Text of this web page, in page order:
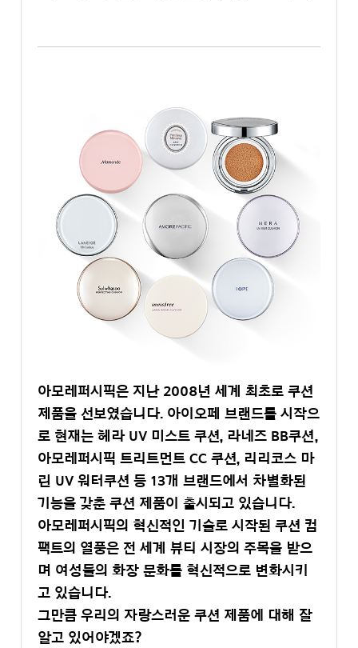
아모레퍼시픽은 지난 2008년 세계 최초로 쿠션
제품을 선보였습니다. 아이오페 브랜드를 시작으
로 현재는 헤라 UV 미스트 쿠션, 라네즈 BB쿠션,
아모레퍼시픽 트리트먼트 CC 쿠션, 리리코스 마
린 UV 워터쿠션 등 13개 브랜드에서 차별화된
기능을 갖춘 쿠션 제품이 출시되고 있습니다.
아모레퍼시픽의 혁신적인 기술로 시작된 쿠션 컴
팩트의 열풍은 전 세계 뷰티 시장의 주목을 받으
며 여성들의 화장 문화를 혁신적으로 변화시키
고 있습니다.
그만큼 우리의 자랑스러운 쿠션 제품에 대해 잘
알고 있어야겠죠?